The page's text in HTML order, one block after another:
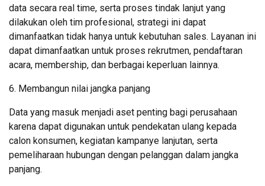
data secara real time, serta proses tindak lanjut yang
dilakukan oleh tim profesional, strategi ini dapat
dimanfaatkan tidak hanya untuk kebutuhan sales. Layanan ini
dapat dimanfaatkan untuk proses rekrutmen, pendaftaran
acara, membership, dan berbagai keperluan lainnya.
6. Membangun nilai jangka panjang
Data yang masuk menjadi aset penting bagi perusahaan
karena dapat digunakan untuk pendekatan ulang kepada
calon konsumen, kegiatan kampanye lanjutan, serta
pemeliharaan hubungan dengan pelanggan dalam jangka
panjang.